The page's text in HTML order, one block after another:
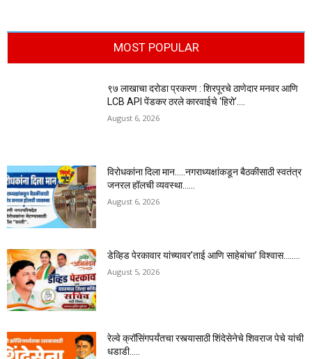
MOST POPULAR
९७ लाखाचा दरोडा प्रकरण : शिरपूरचे ठाणेदार मनवर आणि
LCB API पेंडकर ठरले कारवाईचे ‘हिरो’….
August 6, 2026
विरोधकांना दिला मान…..नगराध्यक्षांकडून बैठकीसाठी स्वतंत्र
जनरल हॉलची व्यवस्था……
August 6, 2026
डेव्हिड पेरकावार यांच्यावर’ताई आणि साहेबांचा’ विश्वास……..
August 5, 2026
रेल्वे क्रॉसिंगपर्यंतचा रस्त्यासाठी शिंदेसेनेचे शिवराज पेचे यांची
धडाडी…..